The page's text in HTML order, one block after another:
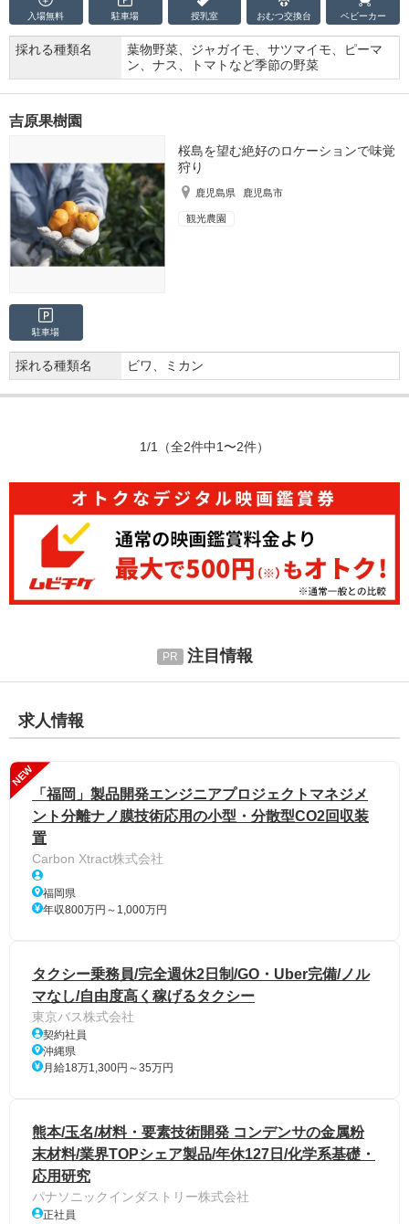
入場無料 駐車場 授乳室 おむつ交換台 ベビーカー
採れる種類名
葉物野菜、ジャガイモ、サツマイモ、ピーマ
ン、ナス、トマトなど季節の野菜
吉原果樹園
桜島を望む絶好のロケーションで味覚
狩り
鹿児島県 鹿児島市
観光農園
駐車場
採れる種類名 ビワ、ミカン
1/1 （全2件中1〜2件）
注目情報
求人情報
NEW
「福岡」製品開発エンジニアプロジェクトマネジメ
ント分離ナノ膜技術応用の小型・分散型CO2回収装
置
Carbon Xtract株式会社
福岡県
年収800万円～1,000万円
タクシー乗務員/完全週休2日制/GO・Uber完備/ノル
マなし/自由度高く稼げるタクシー
東京バス株式会社
契約社員
沖縄県
月給18万1,300円～35万円
熊本/玉名/材料・要素技術開発 コンデンサの金属粉
末材料/業界TOPシェア製品/年休127日/化学系基礎・
応用研究
パナソニックインダストリー株式会社
正社員